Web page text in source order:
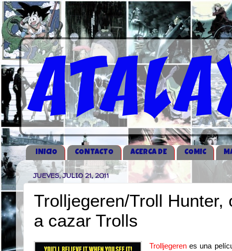
iNICIO CONTACTO ACERCA DE COMIC
JUEVES, JULIO 21, 2011
Trolljegeren/Troll
a cazar Trolls
Trolljegerenes una